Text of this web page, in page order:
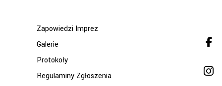
Zapowiedzi Imprez
Galerie
Protokoły
Regulaminy Zgłoszenia